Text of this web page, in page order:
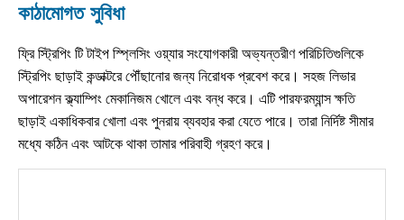
কাঠামোগত সুবিধা
ফ্রি স্ট্রিপিং টি টাইপ স্প্লিসিং ওয়্যার সংযোগকারী অভ্যন্তরীণ পরিচিতিগুলিকে
স্ট্রিপিং ছাড়াই কন্ডাক্টরে পৌঁছানোর জন্য নিরোধক প্রবেশ করে। সহজ লিভার
অপারেশন ক্ল্যাম্পিং মেকানিজম খোলে এবং বন্ধ করে। এটি পারফরম্যান্স ক্ষতি
ছাড়াই একাধিকবার খোলা এবং পুনরায় ব্যবহার করা যেতে পারে। তারা নির্দিষ্ট সীমার
মধ্যে কঠিন এবং আটকে থাকা তামার পরিবাহী গ্রহণ করে।